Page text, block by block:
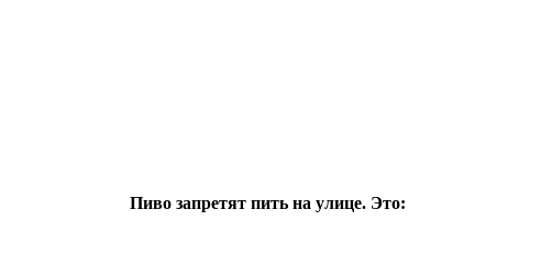
Пиво запретят пить на улице. Это: